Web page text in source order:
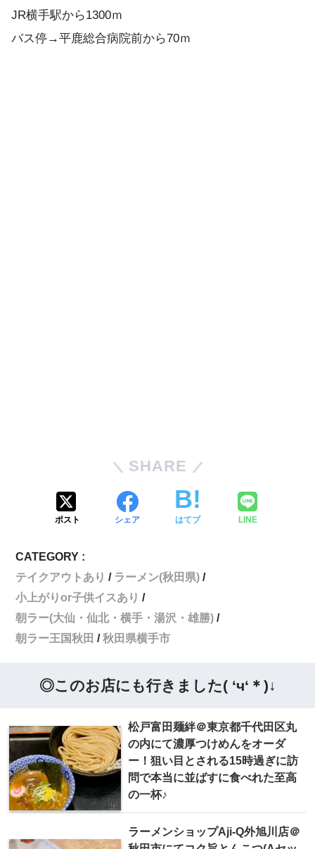
JR横手駅から1300ｍ
バス停→平鹿総合病院前から70ｍ
SHARE
ポスト シェア はてブ LINE
CATEGORY :
テイクアウトあり
ラーメン(秋田県)
小上がりor子供イスあり
朝ラー(大仙・仙北・横手・湯沢・雄勝)
朝ラー王国秋田
秋田県横手市
◎このお店にも行きました( ‘ч‘＊)↓
松戸富田麺絆＠東京都千代田区丸
の内にて濃厚つけめんをオーダ
ー！狙い目とされる15時過ぎに訪
問で本当に並ばすに食べれた至高
の一杯♪
ラーメンショップAji-Q外旭川店＠